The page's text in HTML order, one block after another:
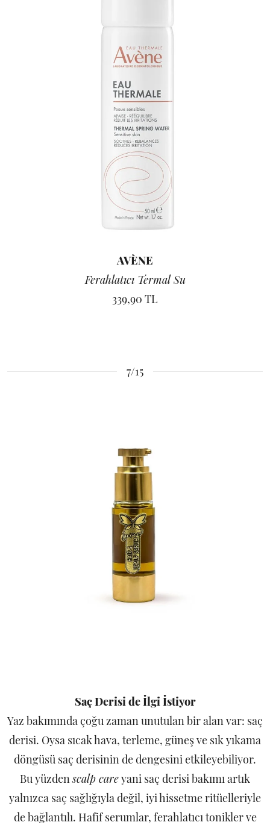
AVÈNE
Ferahlatıcı Termal Su
339,90 TL
7/15
Saç Derisi de İlgi İstiyor
Yaz bakımında çoğu zaman unutulan bir alan var: saç
derisi. Oysa sıcak hava, terleme, güneş ve sık yıkama
döngüsü saç derisinin de dengesini etkileyebiliyor.
Bu yüzdenscalp careyani saç derisi bakımı artık
yalnızca saç sağlığıyla değil, iyi hissetme ritüelleriyle
de bağlantılı. Hafif serumlar, ferahlatıcı tonikler ve